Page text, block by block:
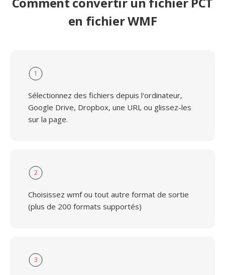
en fichier WMF
1
Sélectionnez des fichiers depuis l'ordinateur,
Google Drive, Dropbox, une URL ou glissez-les
sur la page.
2
Choisissez wmf ou tout autre format de sortie
(plus de 200 formats supportés)
3